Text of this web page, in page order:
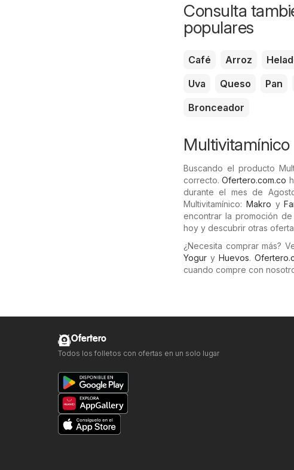
Consulta
populares
Café Arroz
Uva
Queso Pan
Bronceador
Multivitamínico
Buscando el producto
correcto.Ofertero.com.co
durante el mes de
Multivitamínico: Makro y
encontrar la promoción
hoy y descubrir otras
¿Necesita comprar más?
Yogur y Huevos.
cuando compre con
Ofertero
Todos los folletos con ofertas en un solo lugar